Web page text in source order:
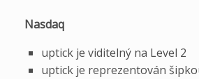
Nasdaq
uptick je viditelný na Level 2
uptick je reprezentován